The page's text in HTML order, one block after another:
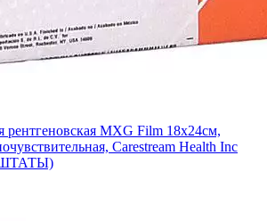
рентгеновская MXG Film 18х24см,
Carestream Health Inc